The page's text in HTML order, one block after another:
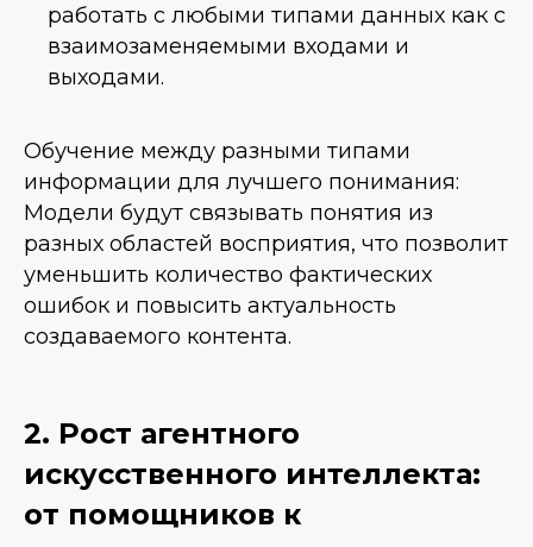
работать с любыми типами данных как с
взаимозаменяемыми входами и
выходами.
Обучение между разными типами
информации для лучшего понимания:
Модели будут связывать понятия из
разных областей восприятия, что позволит
уменьшить количество фактических
ошибок и повысить актуальность
создаваемого контента.
2. Рост агентного
искусственного интеллекта:
от помощников к